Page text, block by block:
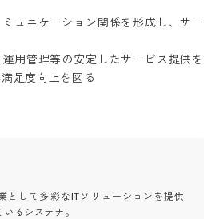
ミュニケーション関係を形成し、サー
用管理等の安定したサービス提供を
足度向上を図る
として多彩なITソリューションを提供
るシステナ。